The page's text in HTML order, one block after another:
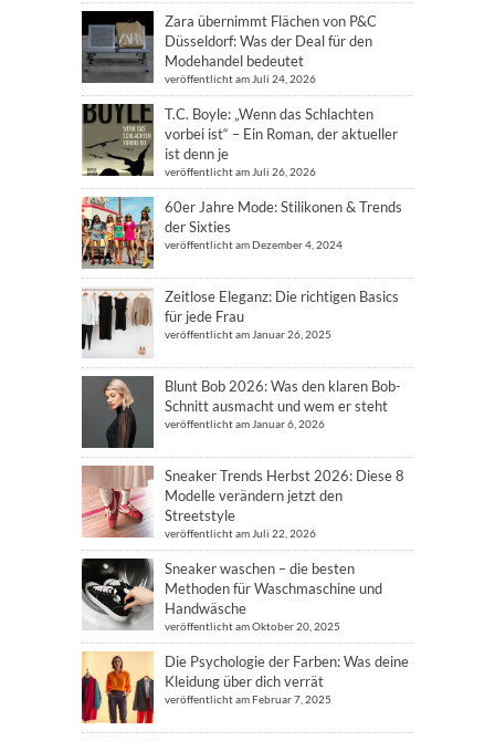
Zara übernimmt Flächen von P&C
Düsseldorf: Was der Deal für den
Modehandel bedeutet
veröffentlicht am Juli 24, 2026
T.C. Boyle: „Wenn das Schlachten
vorbei ist“ – Ein Roman, der aktueller
ist denn je
veröffentlicht am Juli 26, 2026
60er Jahre Mode: Stilikonen & Trends
der Sixties
veröffentlicht am Dezember 4, 2024
Zeitlose Eleganz: Die richtigen Basics
für jede Frau
veröffentlicht am Januar 26, 2025
Blunt Bob 2026: Was den klaren Bob-
Schnitt ausmacht und wem er steht
veröffentlicht am Januar 6, 2026
Sneaker Trends Herbst 2026: Diese 8
Modelle verändern jetzt den
Streetstyle
veröffentlicht am Juli 22, 2026
Sneaker waschen – die besten
Methoden für Waschmaschine und
Handwäsche
veröffentlicht am Oktober 20, 2025
Die Psychologie der Farben: Was deine
Kleidung über dich verrät
veröffentlicht am Februar 7, 2025